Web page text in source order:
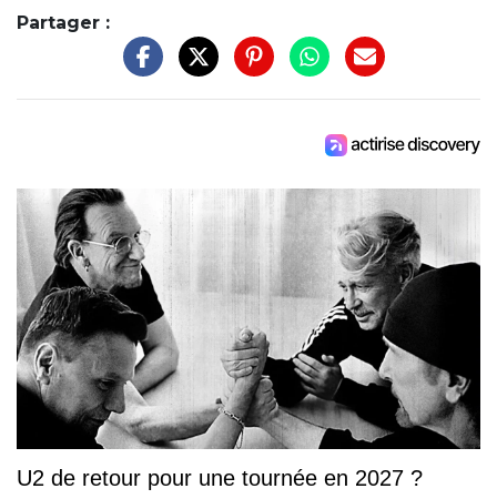
Partager :
U2 de retour pour une tournée en 2027 ?